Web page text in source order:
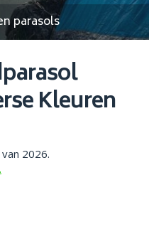
parasols
Kleuren
2026.